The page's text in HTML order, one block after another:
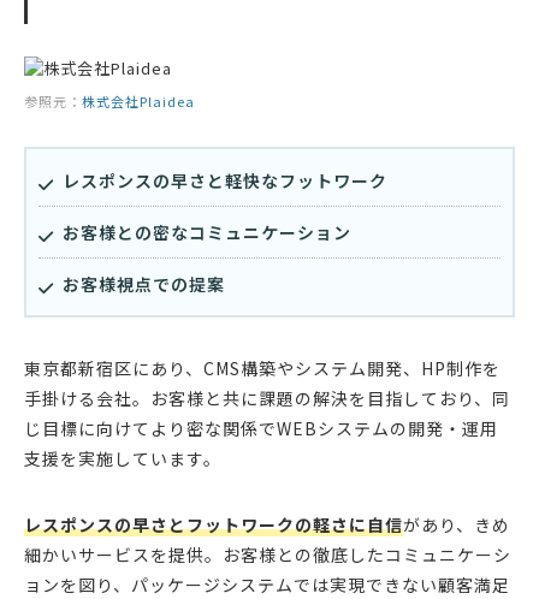
参照元： 株式会社Plaidea
レスポンスの早さと軽快なフットワーク
お客様との密なコミュニケーション
お客様視点での提案
東京都新宿区にあり、CMS構築やシステム開発、HP制作を
手掛ける会社。お客様と共に課題の解決を目指しており、同
じ目標に向けてより密な関係でWEBシステムの開発・運用
支援を実施しています。
レスポンスの早さとフットワークの軽さに自信があり、きめ
細かいサービスを提供。お客様との徹底したコミュニケーシ
ョンを図り、パッケージシステムでは実現できない顧客満足